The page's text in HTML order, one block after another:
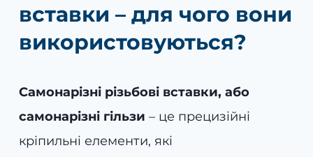
вставки – для чого вони
використовуються?
Самонарізні різьбові вставки, або
самонарізні гільзи – це прецизійні
кріпильні елементи, які